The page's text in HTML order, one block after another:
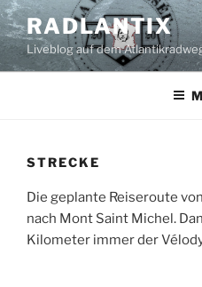
Zum
Inhalt
springen
RADLANTIX
Liveblog auf dem
STRECKE
Die geplante Reiseroute
nach Mont Saint Michel.
Kilometer immer der